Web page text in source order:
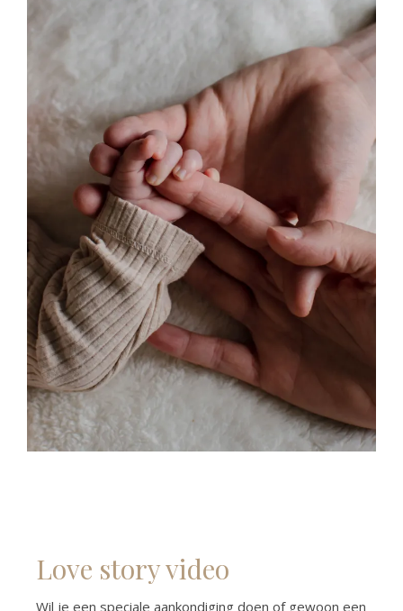
Love story video
Wil je een speciale aankondiging doen of gewoon een